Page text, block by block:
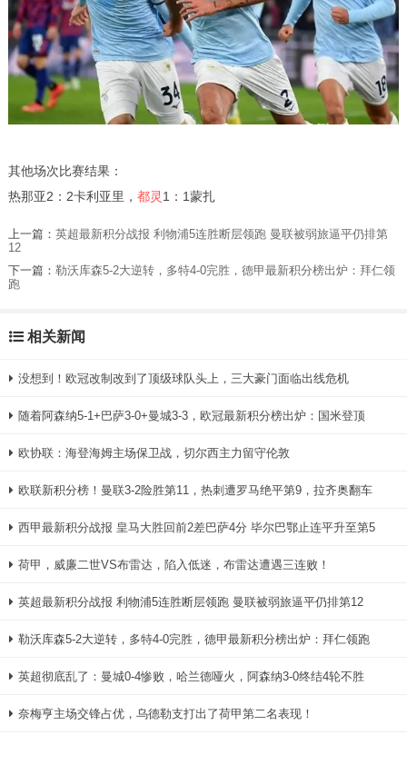
其他场次比赛结果：
热那亚2：2卡利亚里， 都灵1：1蒙扎
上一篇： 英超最新积分战报 利物浦5连胜断层领跑 曼联被弱旅逼平仍排第
12
下一篇： 勒沃库森5-2大逆转，多特4-0完胜，德甲最新积分榜出炉：拜仁领
跑
相关新闻
没想到！欧冠改制改到了顶级球队头上，三大豪门面临出线危机
随着阿森纳5-1+巴萨3-0+曼城3-3，欧冠最新积分榜出炉：国米登顶
欧协联：海登海姆主场保卫战，切尔西主力留守伦敦
欧联新积分榜！曼联3-2险胜第11，热刺遭罗马绝平第9，拉齐奥翻车
西甲最新积分战报 皇马大胜回前2差巴萨4分 毕尔巴鄂止连平升至第5
荷甲，威廉二世VS布雷达，陷入低迷，布雷达遭遇三连败！
英超最新积分战报 利物浦5连胜断层领跑 曼联被弱旅逼平仍排第12
勒沃库森5-2大逆转，多特4-0完胜，德甲最新积分榜出炉：拜仁领跑
英超彻底乱了：曼城0-4惨败，哈兰德哑火，阿森纳3-0终结4轮不胜
奈梅亨主场交锋占优，乌德勒支打出了荷甲第二名表现！